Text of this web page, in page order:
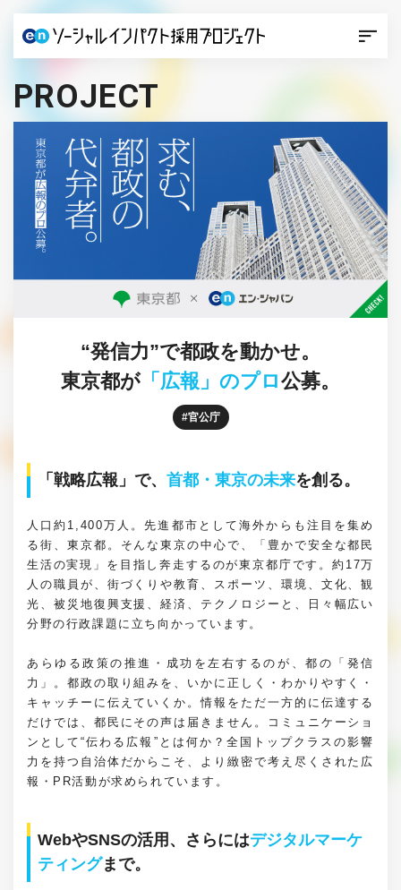
PROJECT
“発信力”で都政を動かせ。
東京都が「広報」のプロ公募。
官公庁
「戦略広報」で、 首都・東京の未来を創る。
人口約1,400万人。先進都市として海外からも注目を集め
る街、東京都。そんな東京の中心で、「豊かで安全な都民
生活の実現」を目指し奔走するのが東京都庁です。約17万
人の職員が、街づくりや教育、スポーツ、環境、文化、観
光、被災地復興支援、経済、テクノロジーと、日々幅広い
分野の行政課題に立ち向かっています。
あらゆる政策の推進・成功を左右するのが、都の「発信
力」。都政の取り組みを、いかに正しく・わかりやすく・
キャッチーに伝えていくか。情報をただ一方的に伝達する
だけでは、都民にその声は届きません。コミュニケーショ
ンとして“伝わる広報”とは何か？全国トップクラスの影響
力を持つ自治体だからこそ、より緻密で考え尽くされた広
報・PR活動が求められています。
WebやSNSの活用、さらにはデジタルマーケ
ティングまで。